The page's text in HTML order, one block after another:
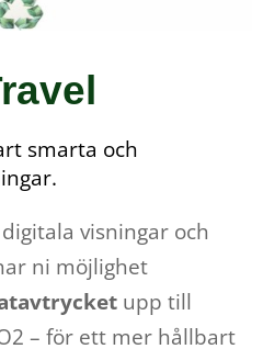
smarta och
visningar och
ni möjlighet
upp till
– för ett mer hållbart